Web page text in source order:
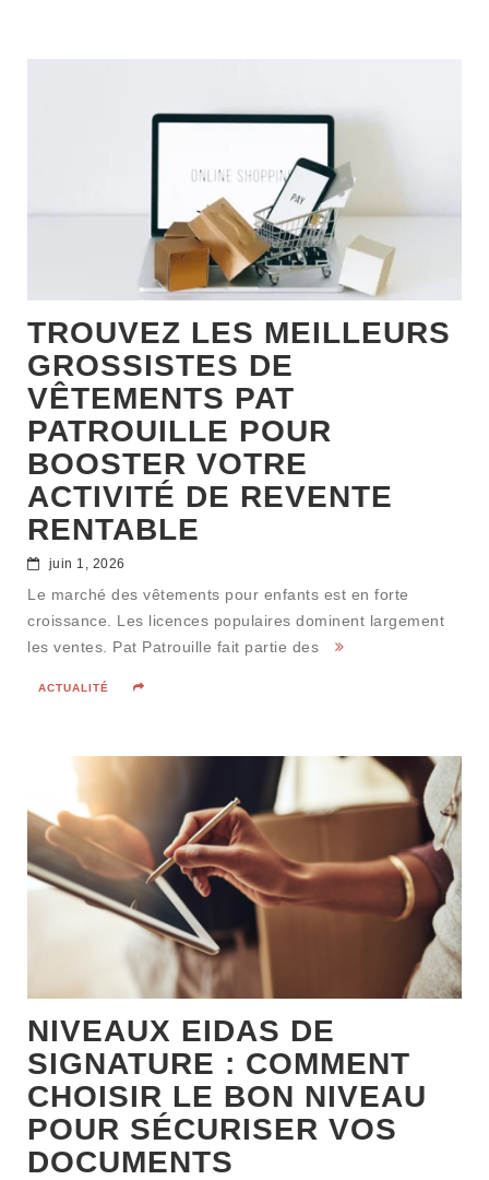
TROUVEZ LES MEILLEURS
GROSSISTES DE
VÊTEMENTS PAT
PATROUILLE POUR
BOOSTER VOTRE
ACTIVITÉ DE REVENTE
RENTABLE
juin 1, 2026
Le marché des vêtements pour enfants est en forte
croissance. Les licences populaires dominent largement
les ventes. Pat Patrouille fait partie des
ACTUALITÉ
NIVEAUX EIDAS DE
SIGNATURE : COMMENT
CHOISIR LE BON NIVEAU
POUR SÉCURISER VOS
DOCUMENTS